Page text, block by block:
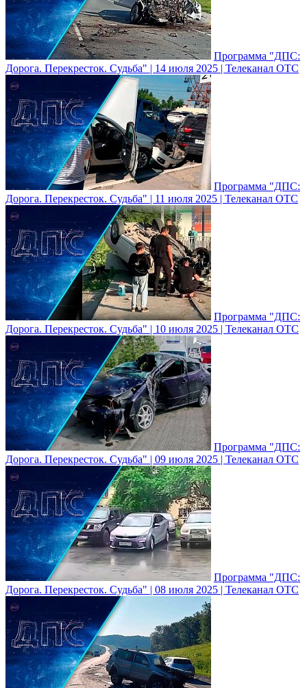
Программа "ДПС:
Дорога. Перекресток. Судьба" | 14 июля 2025 | Телеканал ОТС
Программа "ДПС:
Дорога. Перекресток. Судьба" | 11 июля 2025 | Телеканал ОТС
Программа "ДПС:
Дорога. Перекресток. Судьба" | 10 июля 2025 | Телеканал ОТС
Программа "ДПС:
Дорога. Перекресток. Судьба" | 09 июля 2025 | Телеканал ОТС
Программа "ДПС:
Дорога. Перекресток. Судьба" | 08 июля 2025 | Телеканал ОТС